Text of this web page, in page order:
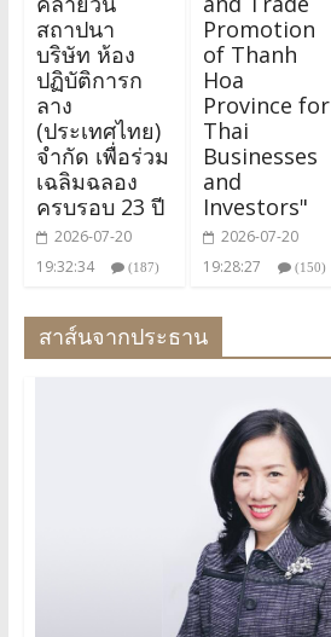
สถาปนา
บริษัท ห้อง
ปฏิบัติการก
ลาง
(ประเทศไทย)
จำกัด เพื่อร่วม
เฉลิมฉลอง
ครบรอบ 23 ปี
2026-07-20
19:32:34
(187)
Promotion
of Thanh
Hoa
Province for
Thai
Businesses
and
Investors"
2026-07-20
19:28:27
(150)
สาส์นจากประธาน